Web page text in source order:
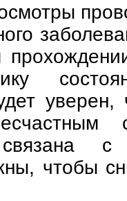
связана
чтобы